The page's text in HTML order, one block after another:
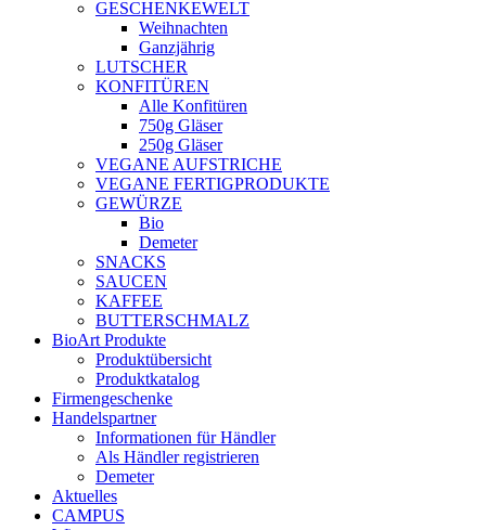
GESCHENKEWELT
Weihnachten
Ganzjährig
LUTSCHER
KONFITÜREN
Alle Konfitüren
750g Gläser
250g Gläser
VEGANE AUFSTRICHE
VEGANE FERTIGPRODUKTE
GEWÜRZE
Bio
Demeter
SNACKS
SAUCEN
KAFFEE
BUTTERSCHMALZ
BioArt Produkte
Produktübersicht
Produktkatalog
Firmengeschenke
Handelspartner
Informationen für Händler
Als Händler registrieren
Demeter
Aktuelles
CAMPUS